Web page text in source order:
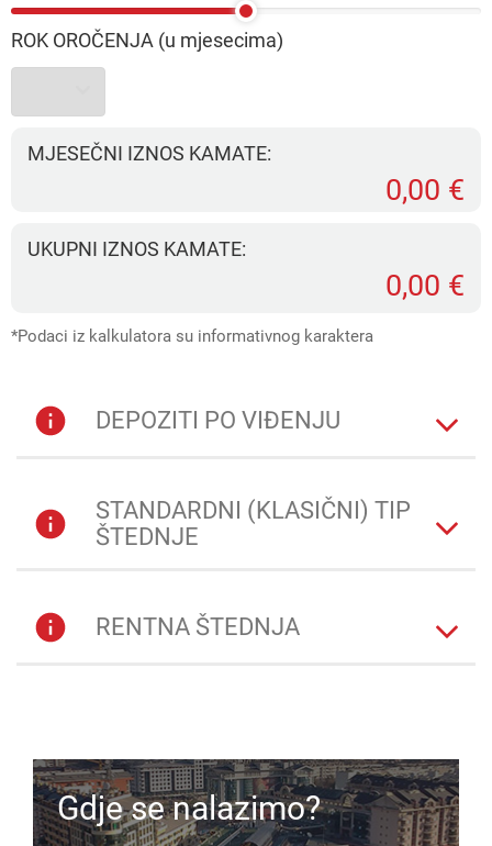
ROK OROČENJA (u mjesecima)
MJESEČNI IZNOS KAMATE:
0,00 €
UKUPNI IZNOS KAMATE:
0,00 €
*Podaci iz kalkulatora su informativnog karaktera
DEPOZITI PO VIĐENJU
STANDARDNI (KLASIČNI) TIP
ŠTEDNJE
RENTNA ŠTEDNJA
Gdje se nalazimo?